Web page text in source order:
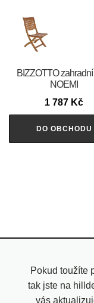
BIZZOTTO
NOEMI
1 787 Kč
DO OBCHODU
Pokud toužíte
tak jste na
vás